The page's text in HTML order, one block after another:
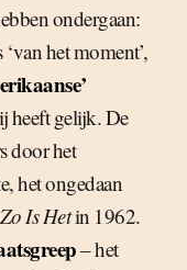
ondergaan:
het moment’,
heeft gelijk. De
door het
het ongedaan
Zo Is Hetin 1962.
– het